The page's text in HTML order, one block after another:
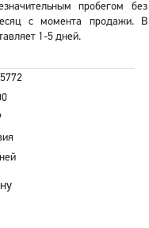
пробегом без
с момента продажи. В
1-5 дней.